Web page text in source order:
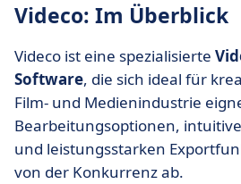
Videco: Im Überblick
Videco ist eine spezialisierte
Software, die sich ideal für
Film- und Medienindustrie
Bearbeitungsoptionen,
und leistungsstarken
von der Konkurrenz ab.